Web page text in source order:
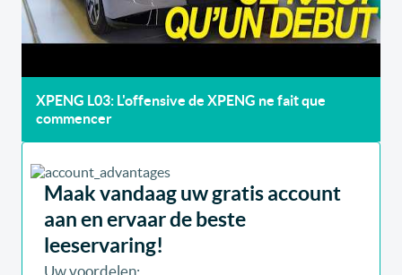
XPENG L03: L'offensive de XPENG ne fait que
commencer
Maak vandaag uw gratis account
aan en ervaar de beste
leeservaring!
Uw voordelen: